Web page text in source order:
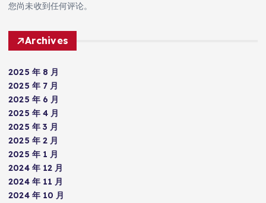
您尚未收到任何评论。
Archives
2025 年 8 月
2025 年 7 月
2025 年 6 月
2025 年 4 月
2025 年 3 月
2025 年 2 月
2025 年 1 月
2024 年 12 月
2024 年 11 月
2024 年 10 月